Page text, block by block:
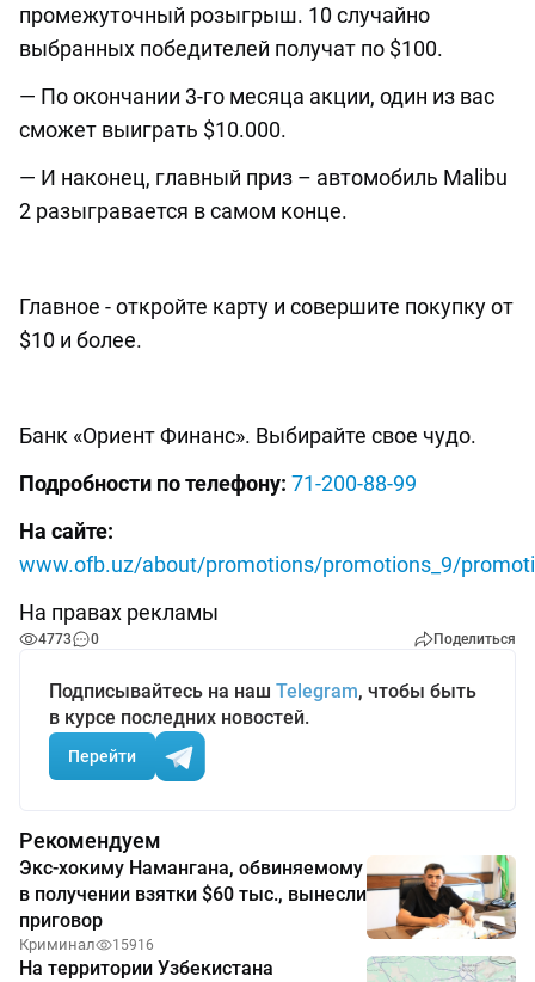
промежуточный розыгрыш. 10 случайно
выбранных победителей получат по $100.
— По окончании 3-го месяца акции, один из вас
сможет выиграть $10.000.
— И наконец, главный приз – автомобиль Malibu
2 разыгравается в самом конце.
Главное - откройте карту и совершите покупку от
$10 и более.
Банк «Ориент Финанс». Выбирайте свое чудо.
Подробности по телефону: 71-200-88-99
На сайте:
www.ofb.uz/about/promotions/promotions_9/
На правах рекламы
4773 0 Поделиться
Подписывайтесь на наш Telegram, чтобы быть
в курсе последних новостей.
Перейти
Рекомендуем
Экс-хокиму Намангана, обвиняемому
в получении взятки $60 тыс., вынесли
приговор
Криминал 15916
На территории Узбекистана